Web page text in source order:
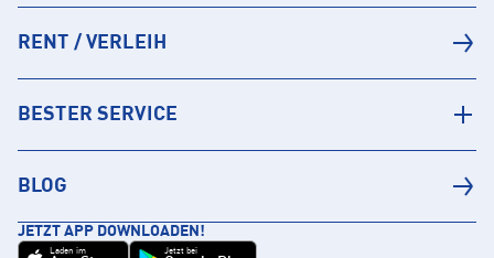
RENT / VERLEIH
BESTER SERVICE
BLOG
JETZT APP DOWNLOADEN!
Laden im Jetzt bei